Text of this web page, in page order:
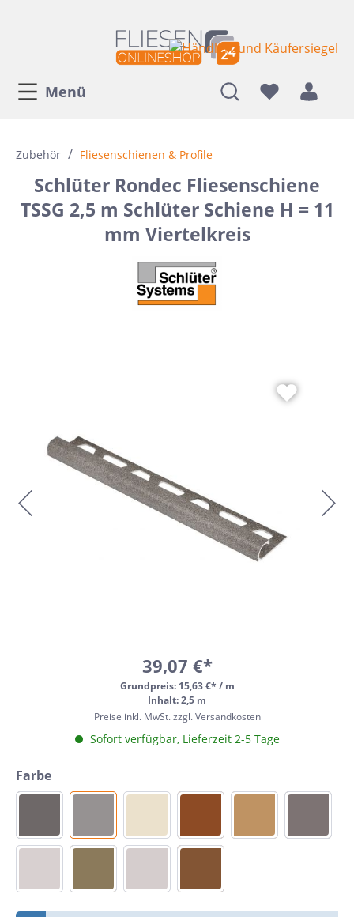
Menü
Zubehör / Fliesenschienen & Profile
Schlüter Rondec Fliesenschiene
TSSG 2,5 m Schlüter Schiene H = 11
mm Viertelkreis
39,07 €*
Grundpreis: 15,63 €* / m
Inhalt: 2,5 m
Preise inkl. MwSt. zzgl. Versandkosten
Sofort verfügbar, Lieferzeit 2-5 Tage
Farbe